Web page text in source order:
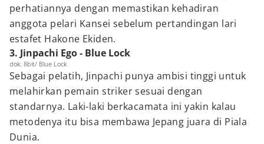
perhatiannya dengan memastikan kehadiran
anggota pelari Kansei sebelum pertandingan lari
estafet Hakone Ekiden.
3. Jinpachi Ego - Blue Lock
dok. 8bit/ Blue Lock
Sebagai pelatih, Jinpachi punya ambisi tinggi untuk
melahirkan pemain striker sesuai dengan
standarnya. Laki-laki berkacamata ini yakin kalau
metodenya itu bisa membawa Jepang juara di Piala
Dunia.